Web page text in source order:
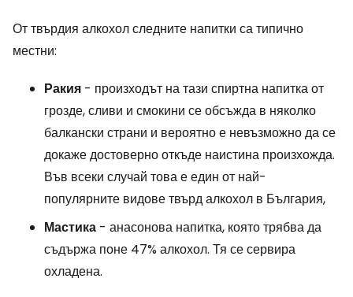
От твърдия алкохол следните напитки са типично
местни:
Ракия - произходът на тази спиртна напитка от
грозде, сливи и смокини се обсъжда в няколко
балкански страни и вероятно е невъзможно да се
докаже достоверно откъде наистина произхожда.
Във всеки случай това е един от най-
популярните видове твърд алкохол в България,
Мастика - анасонова напитка, която трябва да
съдържа поне 47% алкохол. Тя се сервира
охладена.